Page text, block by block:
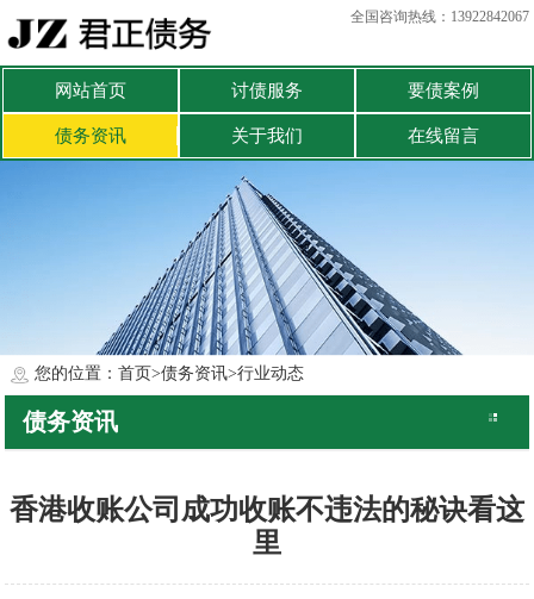
全国咨询热线：13922842067
网站首页 讨债服务 要债案例
债务资讯 关于我们 在线留言
您的位置： 首页>债务资讯>行业动态
债务资讯
香港收账公司成功收账不违法的秘诀看这
里